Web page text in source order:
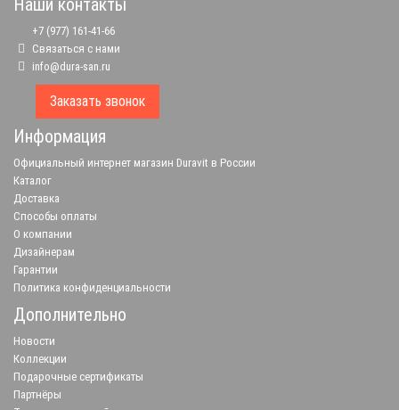
+7 (977) 161-41-66
Связаться с нами
info@dura-san.ru
Заказать звонок
Информация
Официальный интернет магазин Duravit в России
Каталог
Доставка
Способы оплаты
О компании
Дизайнерам
Гарантии
Политика конфиденциальности
Дополнительно
Новости
Коллекции
Подарочные сертификаты
Партнёры